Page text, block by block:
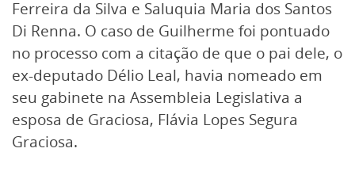
Ferreira da Silva e Saluquia Maria dos Santos
Di Renna. O caso de Guilherme foi pontuado
no processo com a citação de que o pai dele, o
ex-deputado Délio Leal, havia nomeado em
seu gabinete na Assembleia Legislativa a
esposa de Graciosa, Flávia Lopes Segura
Graciosa.